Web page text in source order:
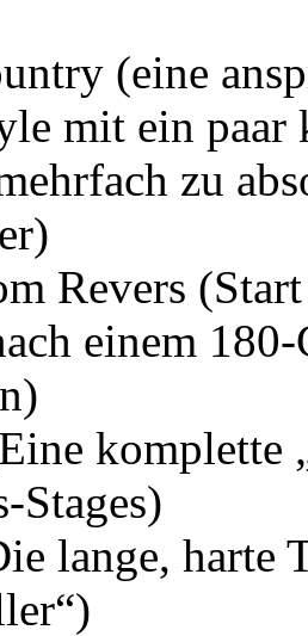
(eine
mit ein paar
zu
Revers
einem
komplette
Stages)
lange, harte